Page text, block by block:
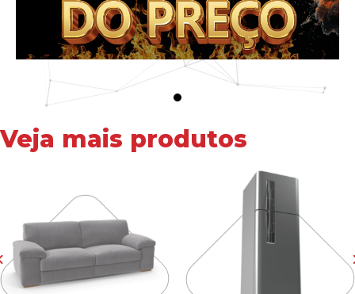
Veja mais produtos